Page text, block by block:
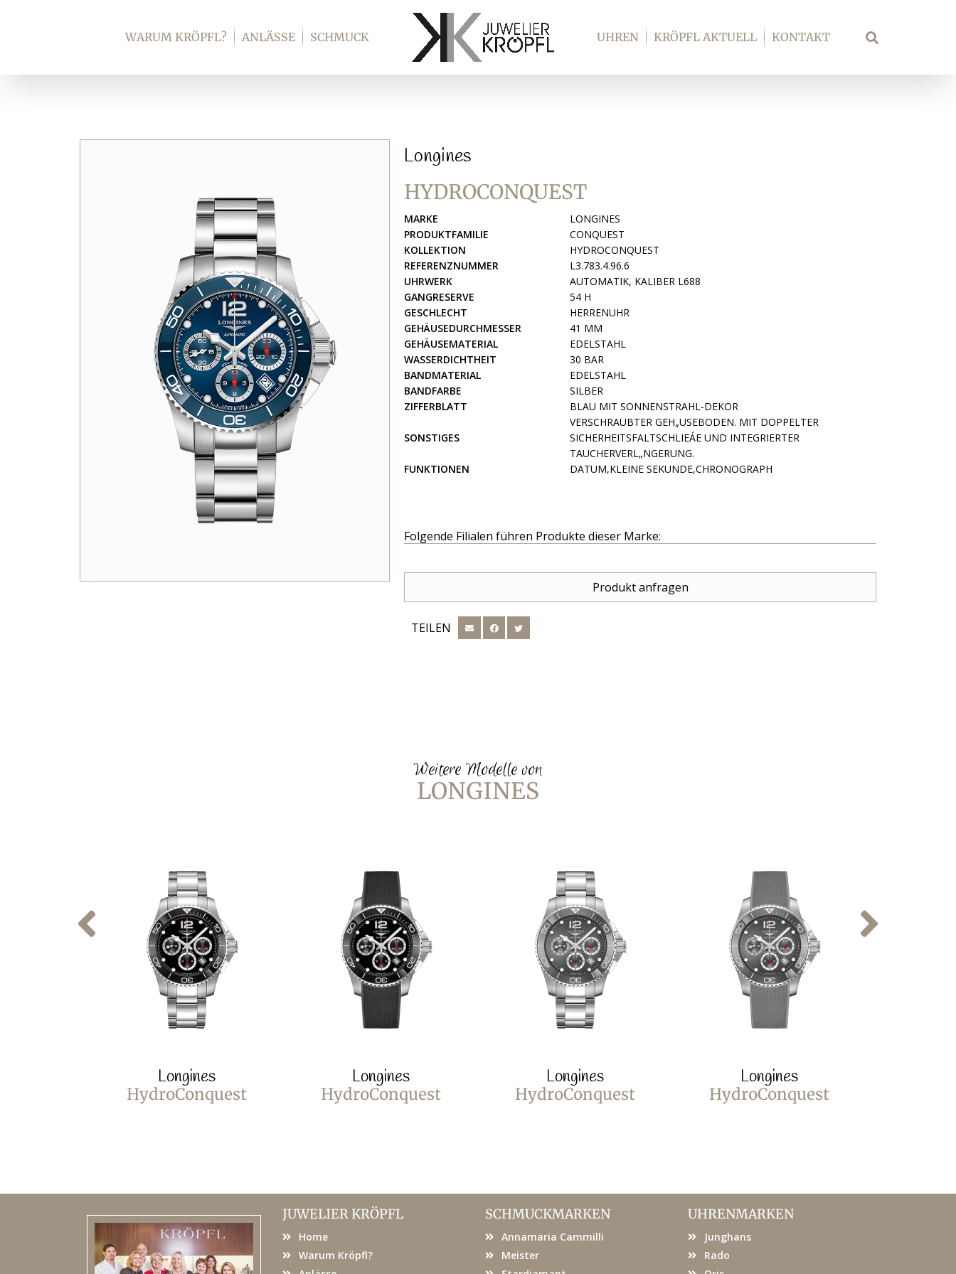
WARUM KRÖPFL? ANLÄSSE SCHMUCK UHREN KRÖPFL AKTUELL KONTAKT Suche
Longines
HYDROCONQUEST
MARKE
LONGINES
PRODUKTFAMILIE
CONQUEST
KOLLEKTION
HYDROCONQUEST
REFERENZNUMMER
L3.783.4.96.6
UHRWERK
AUTOMATIK, KALIBER L688
GANGRESERVE
54 H
GESCHLECHT
HERRENUHR
GEHÄUSEDURCHMESSER
41 MM
GEHÄUSEMATERIAL
EDELSTAHL
WASSERDICHTHEIT
30 BAR
BANDMATERIAL
EDELSTAHL
BANDFARBE
SILBER
ZIFFERBLATT
BLAU MIT SONNENSTRAHL-DEKOR
SONSTIGES
VERSCHRAUBTER GEH„USEBODEN. MIT DOPPELTER
SICHERHEITSFALTSCHLIEÁE UND INTEGRIERTER
TAUCHERVERL„NGERUNG.
FUNKTIONEN
DATUM,KLEINE SEKUNDE,CHRONOGRAPH
Folgende Filialen führen Produkte dieser Marke:
Produkt anfragen
TEILEN
Weitere Modelle von
LONGINES
Longines
HydroConquest
Longines
HydroConquest
Longines
HydroConquest
Longines
HydroConquest
JUWELIER KRÖPFL
Home
Warum Kröpfl?
SCHMUCKMARKEN
Annamaria Cammilli
Meister
UHRENMARKEN
Junghans
Rado